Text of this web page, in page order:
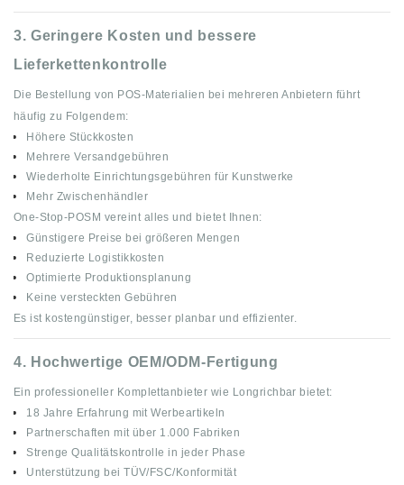
3. Geringere Kosten und bessere
Lieferkettenkontrolle
Die Bestellung von POS-Materialien bei mehreren Anbietern führt
häufig zu Folgendem:
Höhere Stückkosten
Mehrere Versandgebühren
Wiederholte Einrichtungsgebühren für Kunstwerke
Mehr Zwischenhändler
One-Stop-POSM vereint alles und bietet Ihnen:
Günstigere Preise bei größeren Mengen
Reduzierte Logistikkosten
Optimierte Produktionsplanung
Keine versteckten Gebühren
Es ist kostengünstiger, besser planbar und effizienter.
4. Hochwertige OEM/ODM-Fertigung
Ein professioneller Komplettanbieter wie Longrichbar bietet:
18 Jahre Erfahrung mit Werbeartikeln
Partnerschaften mit über 1.000 Fabriken
Strenge Qualitätskontrolle in jeder Phase
Unterstützung bei TÜV/FSC/Konformität